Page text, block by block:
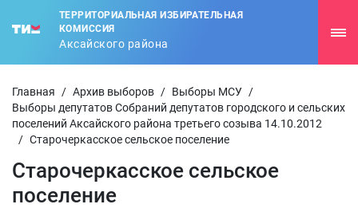
ТЕРРИТОРИАЛЬНАЯ ИЗБИРАТЕЛЬНАЯ
КОМИССИЯ
Аксайского района
Главная / Архив выборов / Выборы МСУ /
Выборы депутатов Собраний депутатов городского и сельских
поселений Аксайского района третьего созыва 14.10.2012
/ Старочеркасское сельское поселение
Старочеркасское сельское
поселение